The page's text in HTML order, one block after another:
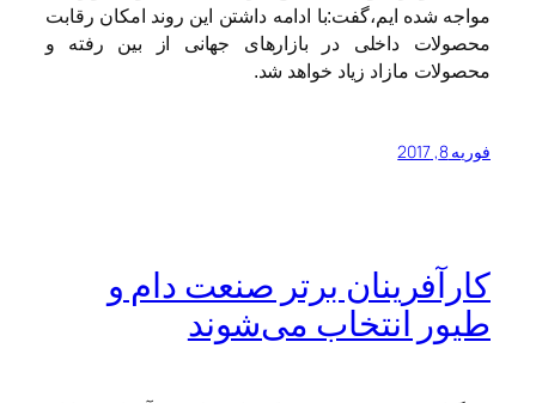
مواجه شده ایم،گفت:با ادامه داشتن این روند امکان رقابت
محصولات داخلی در بازارهای جهانی از بین رفته و
محصولات مازاد زیاد خواهد شد.
فوریه 8, 2017
کارآفرینان برتر صنعت دام و
طیور انتخاب می‌شوند